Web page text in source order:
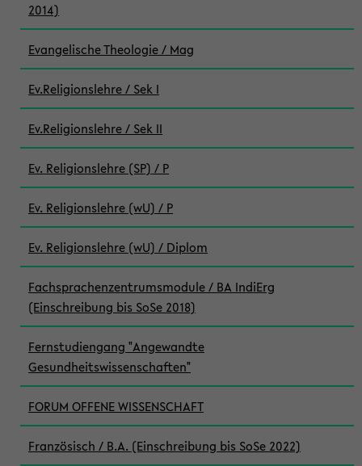
2014)
Evangelische Theologie / Mag
Ev.Religionslehre / Sek I
Ev.Religionslehre / Sek II
Ev. Religionslehre (SP) / P
Ev. Religionslehre (wU) / P
Ev. Religionslehre (wU) / Diplom
Fachsprachenzentrumsmodule / BA IndiErg
(Einschreibung bis SoSe 2018)
Fernstudiengang "Angewandte
Gesundheitswissenschaften"
FORUM OFFENE WISSENSCHAFT
Französisch / B.A. (Einschreibung bis SoSe 2022)